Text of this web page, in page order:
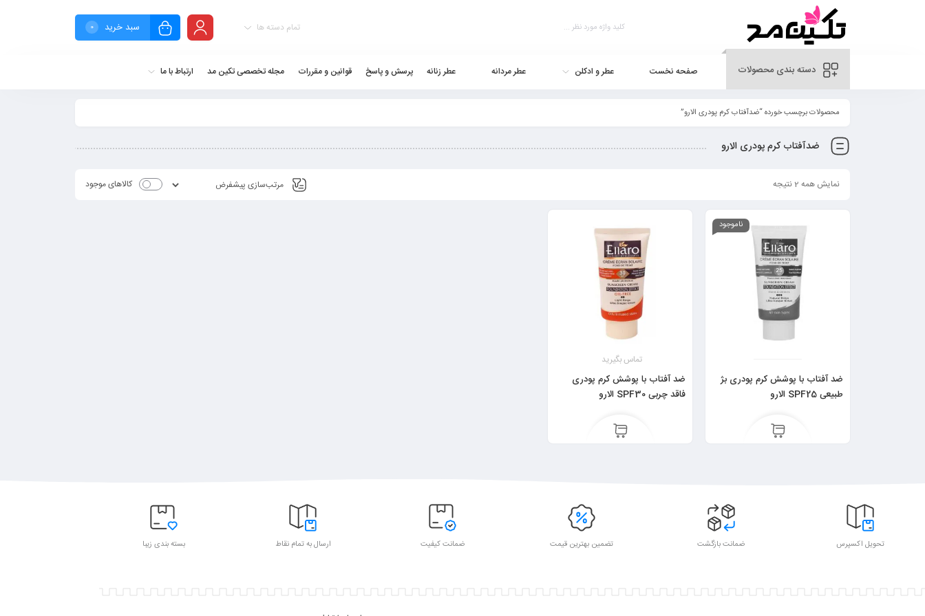
سبد خرید 0 تمام دسته ها
دسته بندی محصولات صفحه نخست عطر و ادکلن عطر مردانه عطر زنانه پرسش و پاسخ قوانین و مقررات مجله تخصصی تکین مد ارتباط با ما
محصولات برچسب خورده “ضدآفتاب کرم پودری الارو”
ضدآفتاب کرم پودری الارو
نمایش همه 2 نتیجه کالاهای موجود
ناموجود
ضد آفتاب با پوشش کرم پودری بژ
طبیعی SPF25 الارو
تماس بگیرید
ضد آفتاب با پوشش کرم پودری
فاقد چربی SPF30 الارو
تحویل اکسپرس ضمانت بازگشت تضمین بهترین قیمت ضمانت کیفیت ارسال به تمام نقاط بسته بندی زیبا